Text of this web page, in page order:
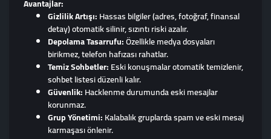
Avantajlar:
Gizlilik Artışı:Hassas bilgiler (adres, fotoğraf, finansal
detay) otomatik silinir, sızıntı riski azalır.
Depolama Tasarrufu:Özellikle medya dosyaları
birikmez, telefon hafızası rahatlar.
Temiz Sohbetler:Eski konuşmalar otomatik temizlenir,
sohbet listesi düzenli kalır.
Güvenlik:Hacklenme durumunda eski mesajlar
korunmaz.
Grup Yönetimi:Kalabalık gruplarda spam ve eski mesaj
karmaşası önlenir.